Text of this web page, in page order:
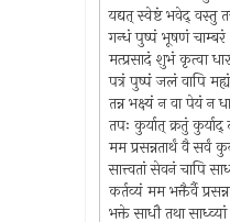
यद्यत् स्वेष्टं भवेद् वस्तु
गन्धं पुष्पं भूषणं चाम्बरं
मत्प्रसादं शुभं कृत्वा
पत्रं पुष्पं जलं वापि मह्यं
तन्न भक्ष्यं न वा पेयं न
तपः कुर्यात् क्रतुं
मम प्रसन्नतार्थं वै सर्वं
सात्त्वतां सेवनं चापि
कर्तव्यं मम भक्तैर्वै
भक्ते साधौ तथा